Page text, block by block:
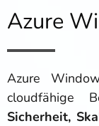
Azure
Azure
cloudfähige
Sicherheit,